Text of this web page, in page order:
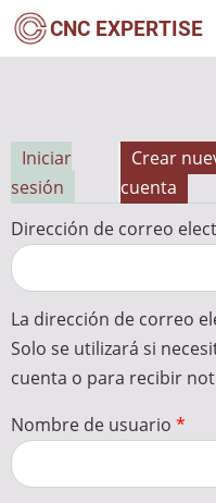
Pasar
CNC EXPERTISE
Solapas
principales
Iniciar
sesión
Crear
cuenta
Dirección de correo
La dirección de correo
Solo se utilizará si
cuenta o para recibir
Nombre de usuario